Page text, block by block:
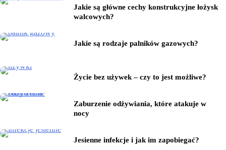
Jakie są główne cechy konstrukcyjne łożysk
walcowych?
Jakie są rodzaje palników gazowych?
Życie bez używek – czy to jest możliwe?
Zaburzenie odżywiania, które atakuje w
nocy
Jesienne infekcje i jak im zapobiegać?